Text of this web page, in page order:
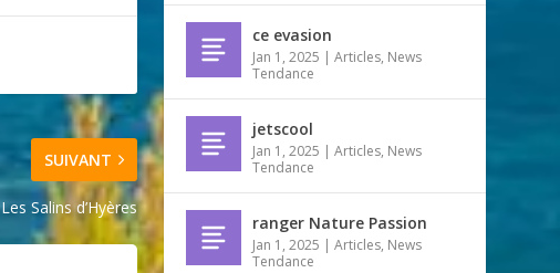
SUIVANT
Les Salins d’Hyères
ce evasion
Jan 1, 2025 |Articles, News
Tendance
jetscool
Jan 1, 2025 |Articles, News
Tendance
ranger Nature Passion
Jan 1, 2025 |Articles, News
Tendance